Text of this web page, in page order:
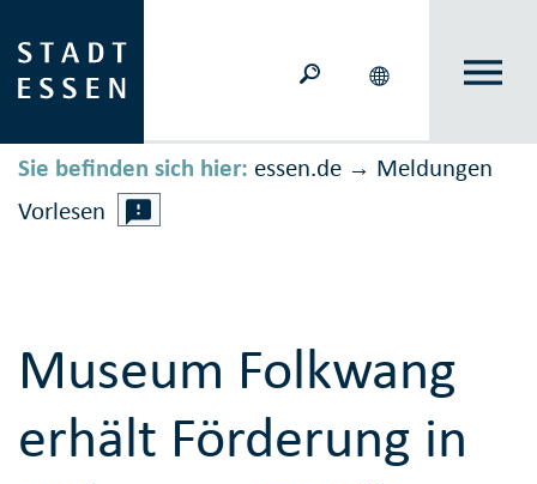
Sie befinden sich hier: essen.de → Meldungen
Vorlesen
Museum Folkwang
erhält Förderung in